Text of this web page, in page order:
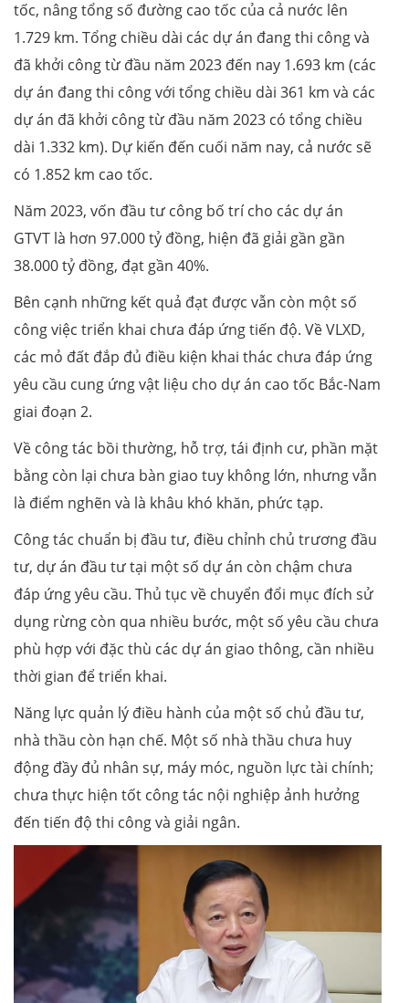
tốc, nâng tổng số đường cao tốc của cả nước lên
1.729 km. Tổng chiều dài các dự án đang thi công và
đã khởi công từ đầu năm 2023 đến nay 1.693 km (các
dự án đang thi công với tổng chiều dài 361 km và các
dự án đã khởi công từ đầu năm 2023 có tổng chiều
dài 1.332 km). Dự kiến đến cuối năm nay, cả nước sẽ
có 1.852 km cao tốc.
Năm 2023, vốn đầu tư công bố trí cho các dự án
GTVT là hơn 97.000 tỷ đồng, hiện đã giải gần gần
38.000 tỷ đồng, đạt gần 40%.
Bên cạnh những kết quả đạt được vẫn còn một số
công việc triển khai chưa đáp ứng tiến độ. Về VLXD,
các mỏ đất đắp đủ điều kiện khai thác chưa đáp ứng
yêu cầu cung ứng vật liệu cho dự án cao tốc Bắc-Nam
giai đoạn 2.
Về công tác bồi thường, hỗ trợ, tái định cư, phần mặt
bằng còn lại chưa bàn giao tuy không lớn, nhưng vẫn
là điểm nghẽn và là khâu khó khăn, phức tạp.
Công tác chuẩn bị đầu tư, điều chỉnh chủ trương đầu
tư, dự án đầu tư tại một số dự án còn chậm chưa
đáp ứng yêu cầu. Thủ tục về chuyển đổi mục đích sử
dụng rừng còn qua nhiều bước, một số yêu cầu chưa
phù hợp với đặc thù các dự án giao thông, cần nhiều
thời gian để triển khai.
Năng lực quản lý điều hành của một số chủ đầu tư,
nhà thầu còn hạn chế. Một số nhà thầu chưa huy
động đầy đủ nhân sự, máy móc, nguồn lực tài chính;
chưa thực hiện tốt công tác nội nghiệp ảnh hưởng
đến tiến độ thi công và giải ngân.